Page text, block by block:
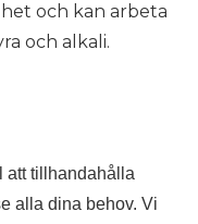
och kan arbeta
och alkali.
att tillhandahålla
alla dina behov. Vi